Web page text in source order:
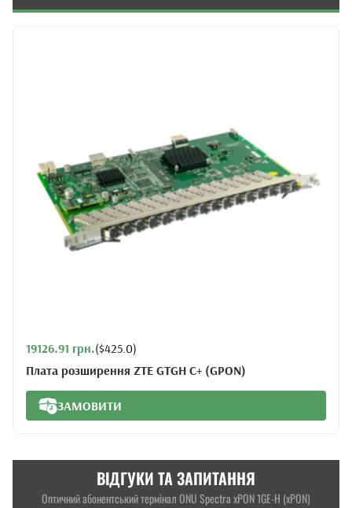
19126.91 грн.($425.0)
Плата розширення ZTE GTGH C+ (GPON)
ЗАМОВИТИ
ВІДГУКИ ТА ЗАПИТАННЯ
Оптичний абонентський термінал ONU Spectra xPON 1GE-H (xPON)